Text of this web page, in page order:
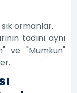
ormanlar.
tadını aynı
ve "Mumkun"